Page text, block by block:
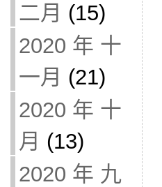
二月 (15)
2020 年 十
一月 (21)
2020 年 十
月 (13)
2020 年 九